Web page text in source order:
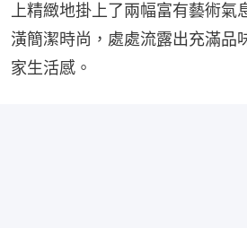
上精緻地掛上了兩幅富有藝術氣
潢簡潔時尚，處處流露出充滿品
家生活感。